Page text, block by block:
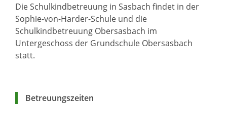
Die Schulkindbetreuung in Sasbach findet in der
Sophie-von-Harder-Schule und die
Schulkindbetreuung Obersasbach im
Untergeschoss der Grundschule Obersasbach
statt.
Betreuungszeiten